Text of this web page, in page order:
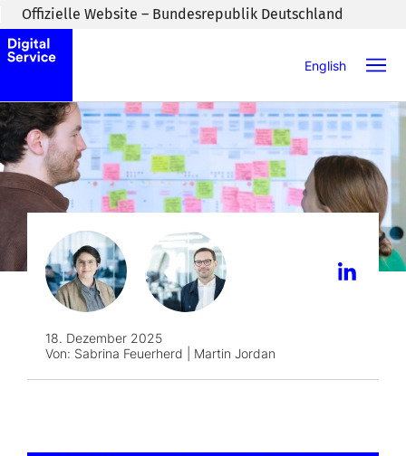
Zum Inhaltsbereich wechseln
Offizielle Website – Bundesrepublik Deutschland
English
18. Dezember 2025
Von: Sabrina Feuerherd | Martin Jordan